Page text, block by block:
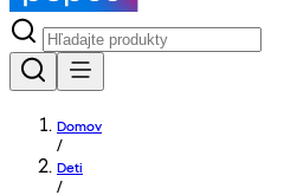
Domov
/
Deti
/